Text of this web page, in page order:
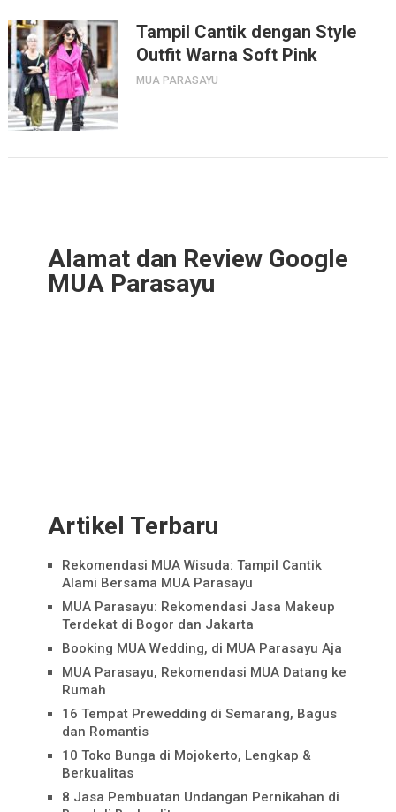
Tampil Cantik dengan Style
Outfit Warna Soft Pink
MUA PARASAYU
Alamat dan Review Google
MUA Parasayu
Artikel Terbaru
Rekomendasi MUA Wisuda: Tampil Cantik
Alami Bersama MUA Parasayu
MUA Parasayu: Rekomendasi Jasa Makeup
Terdekat di Bogor dan Jakarta
Booking MUA Wedding, di MUA Parasayu Aja
MUA Parasayu, Rekomendasi MUA Datang ke
Rumah
16 Tempat Prewedding di Semarang, Bagus
dan Romantis
10 Toko Bunga di Mojokerto, Lengkap &
Berkualitas
8 Jasa Pembuatan Undangan Pernikahan di